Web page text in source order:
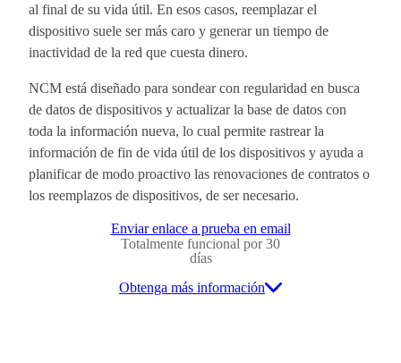
al final de su vida útil. En esos casos, reemplazar el
dispositivo suele ser más caro y generar un tiempo de
inactividad de la red que cuesta dinero.
NCM está diseñado para sondear con regularidad en busca
de datos de dispositivos y actualizar la base de datos con
toda la información nueva, lo cual permite rastrear la
información de fin de vida útil de los dispositivos y ayuda a
planificar de modo proactivo las renovaciones de contratos o
los reemplazos de dispositivos, de ser necesario.
Enviar enlace a prueba en email
Totalmente funcional por 30
días
Obtenga más información